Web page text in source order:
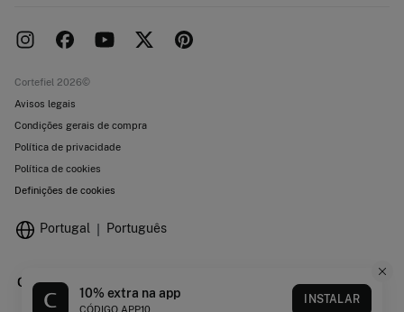
Cortefiel 2026©
Avisos legais
Condições gerais de compra
Política de privacidade
Política de cookies
Definições de cookies
Portugal Português
10% extra na app
CÓDIGO APP10
INSTALAR